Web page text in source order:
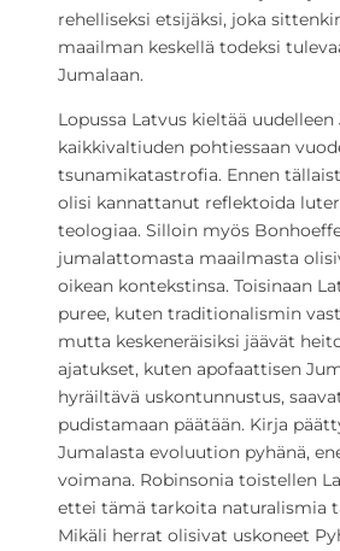
rehelliseksi etsijäksi, joka
maailman keskellä todeksi
Jumalaan.
Lopussa Latvus kieltää
kaikkivaltiuden pohtiessaan
tsunamikatastrofia. Ennen
olisi kannattanut reflektoida
teologiaa. Silloin myös
jumalattomasta maailmasta
oikean kontekstinsa. Toisinaan
puree, kuten traditionalismin
mutta keskeneräisiksi jäävät
ajatukset, kuten apofaattisen
hyräiltävä uskontunnustus,
pudistamaan päätään. Kirja
Jumalasta evoluution pyhänä,
voimana. Robinsonia toistellen
ettei tämä tarkoita naturalismia
Mikäli herrat olisivat uskoneet